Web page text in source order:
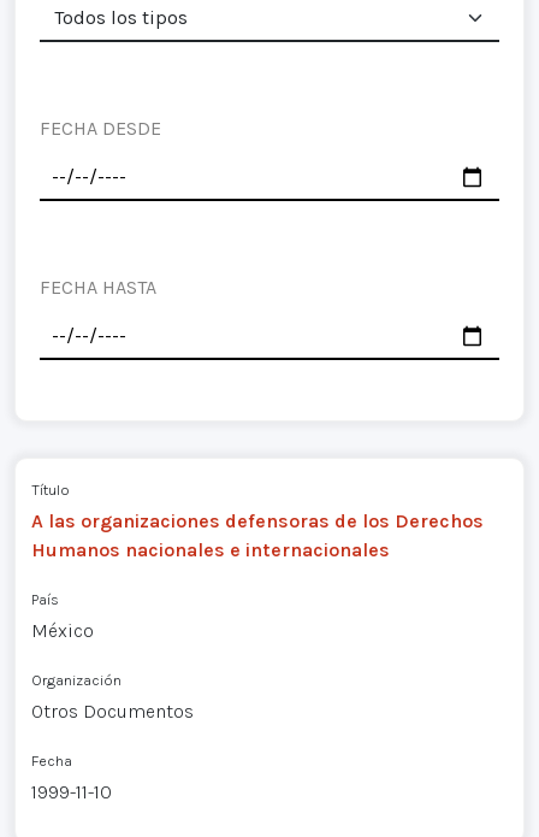
FECHA DESDE
FECHA HASTA
Título
A las organizaciones defensoras de los Derechos
Humanos nacionales e internacionales
País
México
Organización
Otros Documentos
Fecha
1999-11-10